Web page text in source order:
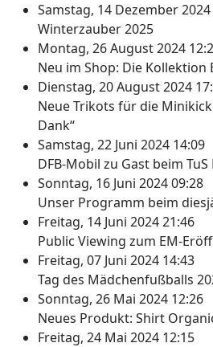
Samstag, 14 Dezember 2024
Winterzauber 2025
Montag, 26 August 2024
Neu im Shop: Die Kollektion
Dienstag, 20 August 2024
Neue Trikots für die
Dank“
Samstag, 22 Juni 2024 14:09
DFB-Mobil zu Gast beim
Sonntag, 16 Juni 2024 09:28
Unser Programm beim
Freitag, 14 Juni 2024 21:46
Public Viewing zum EM-
Freitag, 07 Juni 2024 14:43
Tag des Mädchenfußballs
Sonntag, 26 Mai 2024 12:26
Neues Produkt: Shirt
Freitag, 24 Mai 2024 12:15